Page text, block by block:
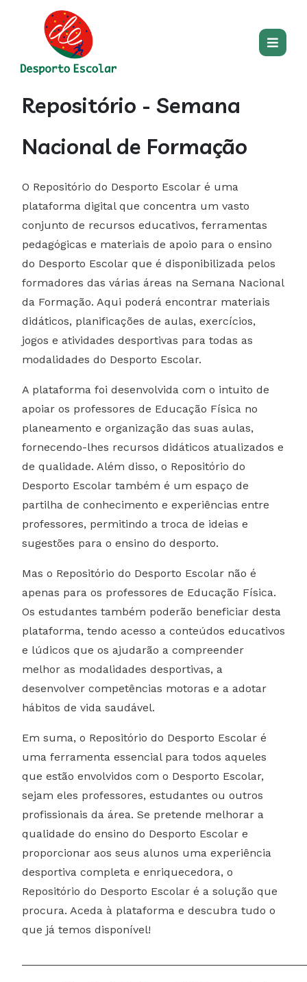
Main
content
Main
PageRepositório - Semana
Nacional de Formação
O Repositório do Desporto Escolar é uma
plataforma digital que concentra um vasto
conjunto de recursos educativos, ferramentas
pedagógicas e materiais de apoio para o ensino
do Desporto Escolar que é disponibilizada pelos
formadores das várias áreas na Semana Nacional
da Formação. Aqui poderá encontrar materiais
didáticos, planificações de aulas, exercícios,
jogos e atividades desportivas para todas as
modalidades do Desporto Escolar.
A plataforma foi desenvolvida com o intuito de
apoiar os professores de Educação Física no
planeamento e organização das suas aulas,
fornecendo-lhes recursos didáticos atualizados e
de qualidade. Além disso, o Repositório do
Desporto Escolar também é um espaço de
partilha de conhecimento e experiências entre
professores, permitindo a troca de ideias e
sugestões para o ensino do desporto.
Mas o Repositório do Desporto Escolar não é
apenas para os professores de Educação Física.
Os estudantes também poderão beneficiar desta
plataforma, tendo acesso a conteúdos educativos
e lúdicos que os ajudarão a compreender
melhor as modalidades desportivas, a
desenvolver competências motoras e a adotar
hábitos de vida saudável.
Em suma, o Repositório do Desporto Escolar é
uma ferramenta essencial para todos aqueles
que estão envolvidos com o Desporto Escolar,
sejam eles professores, estudantes ou outros
profissionais da área. Se pretende melhorar a
qualidade do ensino do Desporto Escolar e
proporcionar aos seus alunos uma experiência
desportiva completa e enriquecedora, o
Repositório do Desporto Escolar é a solução que
procura. Aceda à plataforma e descubra tudo o
que já temos disponível!